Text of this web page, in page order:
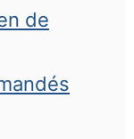
de